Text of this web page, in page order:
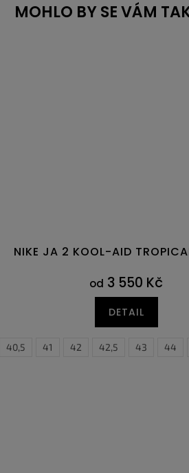
MOHLO BY SE VÁM
47 47,5
NIKE JA 2 KOOL-AID
od 3 550 Kč
DETAIL
40,5 41 42 42,5 43 44